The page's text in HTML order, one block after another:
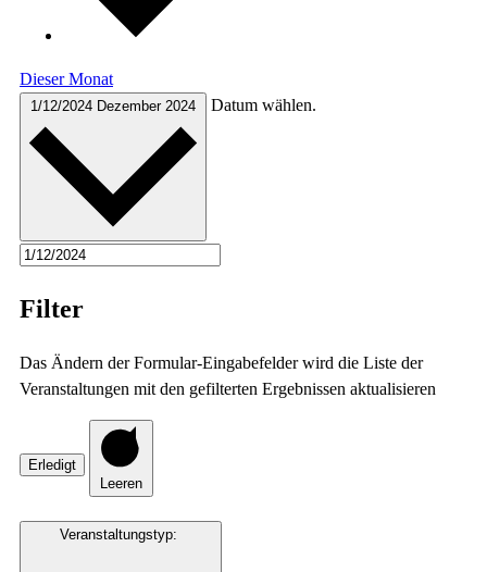
Dieser Monat
1/12/2024 Dezember 2024 Datum wählen.
Filter
Das Ändern der Formular-Eingabefelder wird die Liste der
Veranstaltungen mit den gefilterten Ergebnissen aktualisieren
Erledigt
Leeren
Veranstaltungstyp: